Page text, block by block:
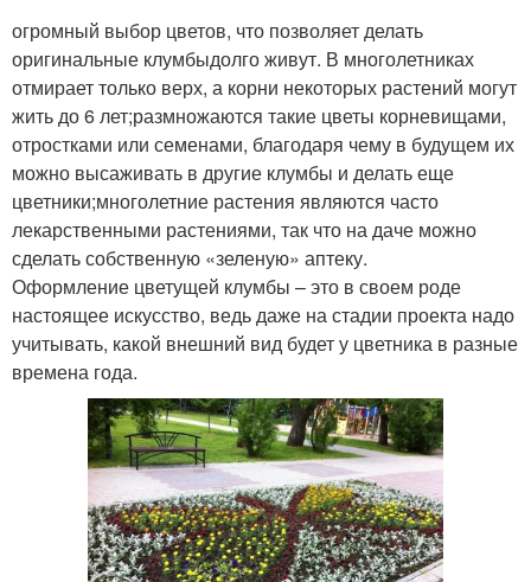
огромный выбор цветов, что позволяет делать
оригинальные клумбыдолго живут. В многолетниках
отмирает только верх, а корни некоторых растений могут
жить до 6 лет;размножаются такие цветы корневищами,
отростками или семенами, благодаря чему в будущем их
можно высаживать в другие клумбы и делать еще
цветники;многолетние растения являются часто
лекарственными растениями, так что на даче можно
сделать собственную «зеленую» аптеку.
Оформление цветущей клумбы – это в своем роде
настоящее искусство, ведь даже на стадии проекта надо
учитывать, какой внешний вид будет у цветника в разные
времена года.